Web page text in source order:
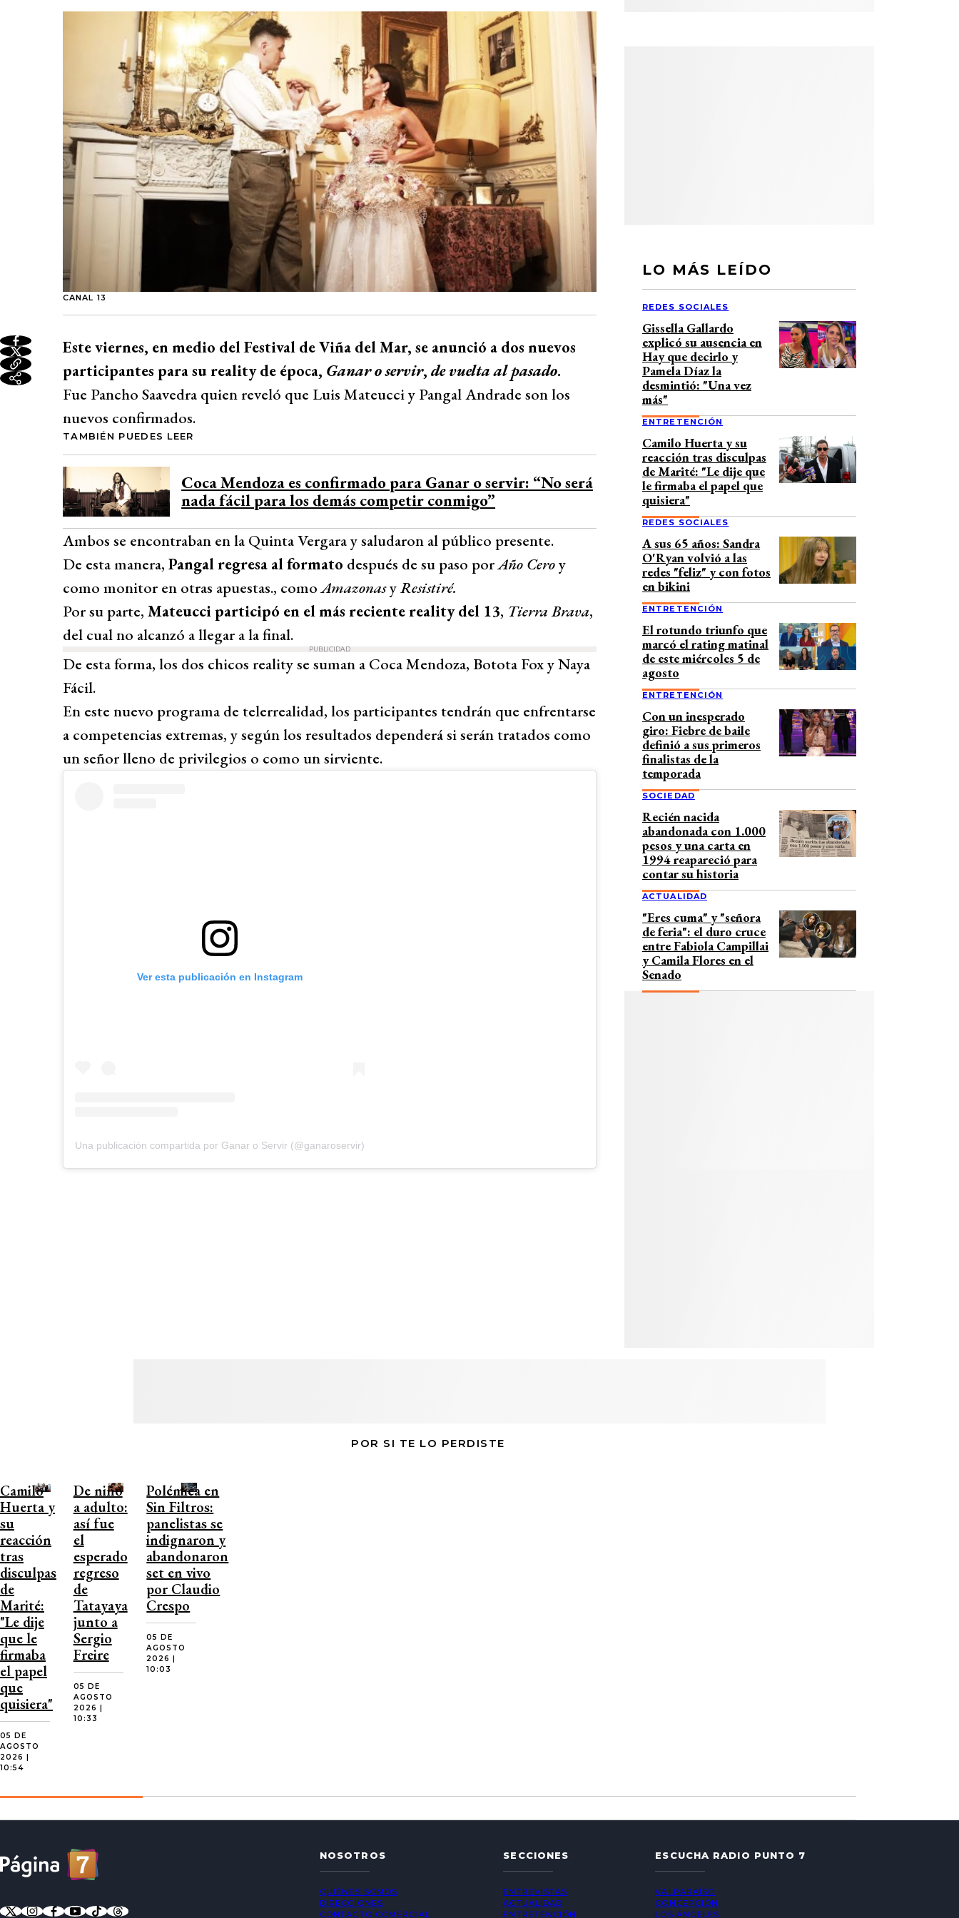
CANAL 13
Este viernes, en medio del Festival de Viña del Mar, se anunció a dos nuevos
participantes para su reality de época, Ganar o servir, de vuelta al pasado.
Fue Pancho Saavedra quien reveló que Luis Mateucci y Pangal Andrade son los
nuevos confirmados.
TAMBIÉN PUEDES LEER
Coca Mendoza es confirmado para Ganar o servir: “No será
nada fácil para los demás competir conmigo”
Ambos se encontraban en la Quinta Vergara y saludaron al público presente.
De esta manera, Pangal regresa al formato después de su paso porAño Ceroy
como monitor en otras apuestas., comoAmazonasyResistiré.
Por su parte, Mateucci participó en el más reciente reality del 13, Tierra Brava,
del cual no alcanzó a llegar a la final.
PUBLICIDAD
De esta forma, los dos chicos reality se suman a Coca Mendoza, Botota Fox y Naya
Fácil.
En este nuevo programa de telerrealidad, los participantes tendrán que enfrentarse
a competencias extremas, y según los resultados dependerá si serán tratados como
un señor lleno de privilegios o como un sirviente.
Ver esta publicación en Instagram
Una publicación compartida por Ganar o Servir (@ganaroservir)
LO MÁS LEÍDO
REDES SOCIALES
Gissella Gallardo
explicó su ausencia en
Hay que decirlo y
Pamela Díaz la
desmintió: "Una vez
más"
ENTRETENCIÓN
Camilo Huerta y su
reacción tras disculpas
de Marité: "Le dije que
le firmaba el papel que
quisiera"
REDES SOCIALES
A sus 65 años: Sandra
O'Ryan volvió a las
redes "feliz" y con fotos
en bikini
ENTRETENCIÓN
El rotundo triunfo que
marcó el rating matinal
de este miércoles 5 de
agosto
ENTRETENCIÓN
Con un inesperado
giro: Fiebre de baile
definió a sus primeros
finalistas de la
temporada
SOCIEDAD
Recién nacida
abandonada con 1.000
pesos y una carta en
1994 reapareció para
contar su historia
ACTUALIDAD
"Eres cuma" y "señora
de feria": el duro cruce
entre Fabiola Campillai
y Camila Flores en el
Senado
POR SI TE LO PERDISTE
Camilo
Huerta y
su
reacción
tras
disculpas
de
Marité:
"Le dije
que le
firmaba
el papel
que
quisiera"
05 DE
AGOSTO
2026 |
10:54
De niño
a adulto:
así fue
el
esperado
regreso
de
Tatayaya
junto a
Sergio
Freire
05 DE
AGOSTO
2026 |
10:33
Polémica en
Sin Filtros:
panelistas se
indignaron y
abandonaron
set en vivo
por Claudio
Crespo
05 DE
AGOSTO
2026 |
10:03
NOSOTROS
QUIÉNES SOMOS
DIRECCIONES
CONTACTO COMERCIAL
SECCIONES
ENTREVISTAS
ACTUALIDAD
ENTRETENCIÓN
ESCUCHA RADIO PUNTO 7
VALPARAÍSO
CONCEPCIÓN
LOS ÁNGELES